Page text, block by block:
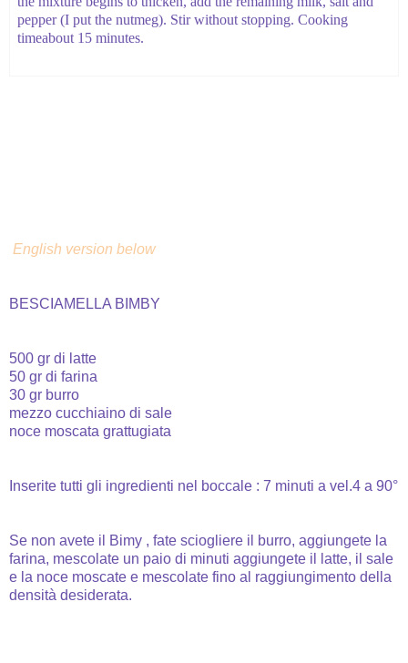
pepper (I put the nutmeg). Stir without stopping. Cooking
timeabout 15 minutes.
English version below
BESCIAMELLA BIMBY
500 gr di latte
50 gr di farina
30 gr burro
mezzo cucchiaino di sale
noce moscata grattugiata
Inserite tutti gli ingredienti nel boccale : 7 minuti a vel.4 a 90°
Se non avete il Bimy , fate sciogliere il burro, aggiungete la
farina, mescolate un paio di minuti aggiungete il latte, il sale
e la noce moscate e mescolate fino al raggiungimento della
densità desiderata.